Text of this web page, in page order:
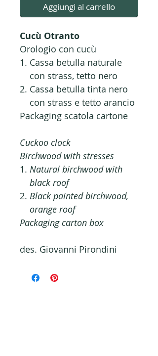
Aggiungi al carrello
Cucù Otranto
Orologio con cucù
Cassa betulla naturale
con strass, tetto nero
Cassa betulla tinta nero
con strass e tetto arancio
Packaging scatola cartone
Cuckoo clock
Birchwood with stresses
Natural birchwood with
black roof
Black painted birchwood,
orange roof
Packaging carton box
des. Giovanni Pirondini